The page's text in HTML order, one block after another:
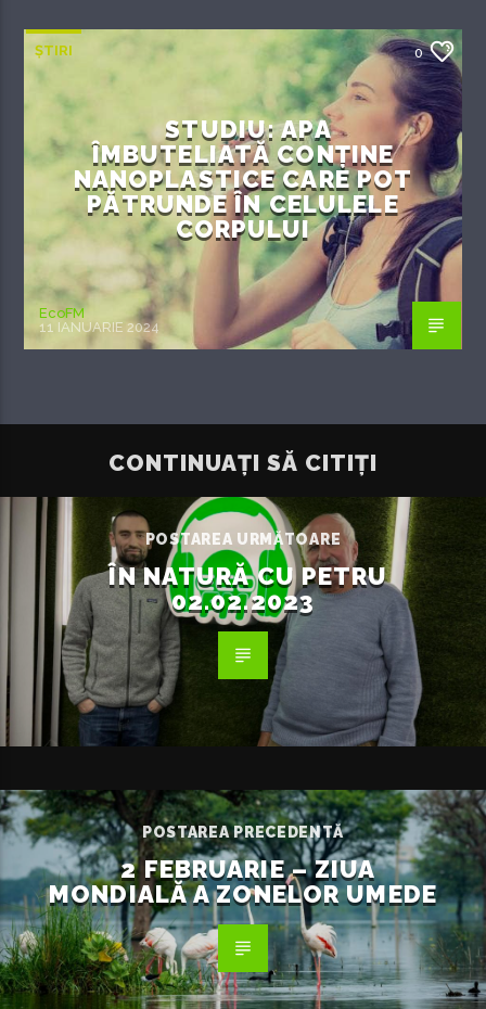
ȘTIRI 0
STUDIU: APA
ÎMBUTELIATĂ CONȚINE
NANOPLASTICE CARE POT
PĂTRUNDE ÎN CELULELE
CORPULUI
EcoFM
11 IANUARIE 2024
CONTINUAȚI SĂ CITIȚI
POSTAREA URMĂTOARE
ÎN NATURĂ CU PETRU
02.02.2023
POSTAREA PRECEDENTĂ
2 FEBRUARIE – ZIUA
MONDIALĂ A ZONELOR UMEDE